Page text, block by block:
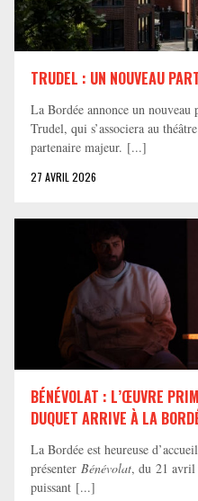
TRUDEL : UN NOUVEAU
La Bordée annonce un nouveau
Trudel, qui s’associera au
partenaire majeur. [...]
27 AVRIL 2026
BÉNÉVOLAT : L’ŒUVRE
DUQUET ARRIVE À LA
La Bordée est heureuse
présenter Bénévolat, du 21 avril
puissant [...]